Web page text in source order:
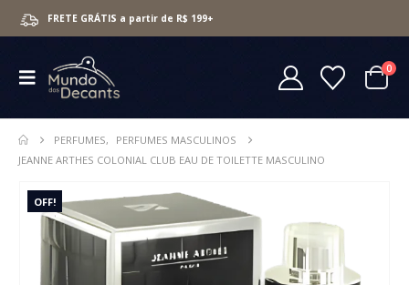
FRETE GRÁTIS a partir de R$ 199+
0
PERFUMES,
PERFUMES MASCULINOS
JEANNE ARTHES COLONIAL CLUB EAU DE TOILETTE MASCULINO
OFF!